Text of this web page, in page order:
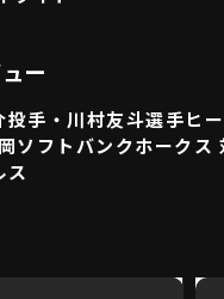
・チーム・プレー内容…
ー
手・川村友斗選手ヒ
ソフトバンクホークス
ス